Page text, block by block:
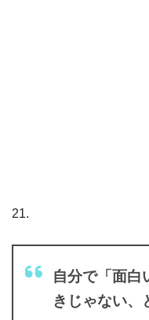
21.
自分で「面白
きじゃない、